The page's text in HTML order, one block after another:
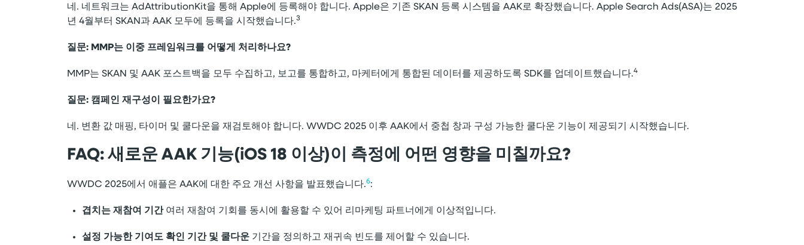
네. 네트워크는 AdAttributionKit을 통해 Apple에 등록해야 합니다. Apple은 기존 SKAN 등록 시스템을 AAK로 확장했습니다. Apple Search Ads(ASA)는 2025
년 4월부터 SKAN과 AAK 모두에 등록을 시작했습니다.3
질문: MMP는 이중 프레임워크를 어떻게 처리하나요?
MMP는 SKAN 및 AAK 포스트백을 모두 수집하고, 보고를 통합하고, 마케터에게 통합된 데이터를 제공하도록 SDK를 업데이트했습니다.4
질문: 캠페인 재구성이 필요한가요?
네. 변환 값 매핑, 타이머 및 쿨다운을 재검토해야 합니다. WWDC 2025 이후 AAK에서 중첩 창과 구성 가능한 쿨다운 기능이 제공되기 시작했습니다.
FAQ: 새로운 AAK 기능(iOS 18 이상)이 측정에 어떤 영향을 미칠까요?
WWDC 2025에서 애플은 AAK에 대한 주요 개선 사항을 발표했습니다.6:
겹치는 재참여 기간여러 재참여 기회를 동시에 활용할 수 있어 리마케팅 파트너에게 이상적입니다.
설정 가능한 기여도 확인 기간 및 쿨다운 기간을 정의하고 재귀속 빈도를 제어할 수 있습니다.